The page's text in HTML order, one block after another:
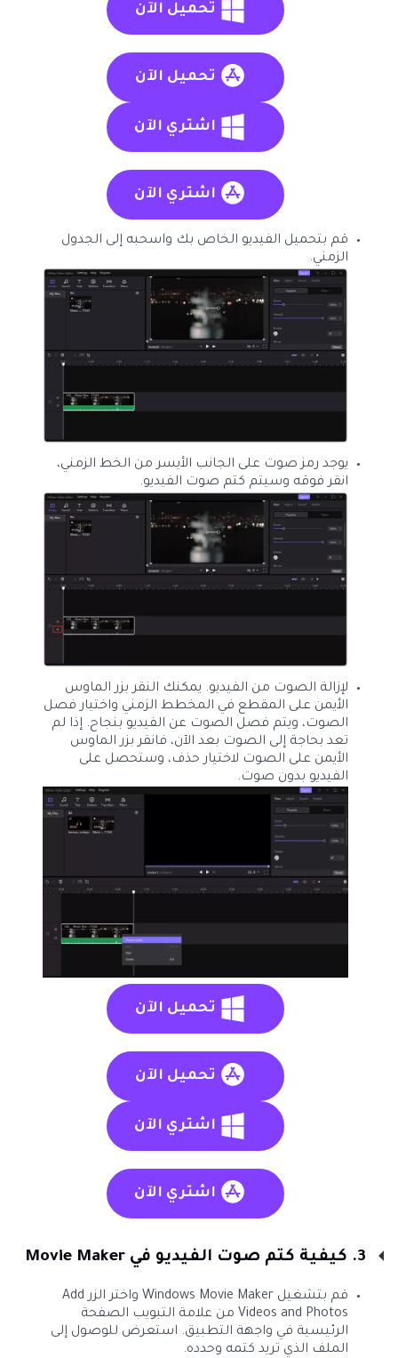
تحميل الآن
تحميل الآن
اشتري الآن
اشتري الآن
قم بتحميل الفيديو الخاص بك واسحبه إلى الجدول
الزمني.
يوجد رمز صوت على الجانب الأيسر من الخط الزمني،
انقر فوقه وسيتم كتم صوت الفيديو.
لإزالة الصوت من الفيديو. يمكنك النقر بزر الماوس
الأيمن على المقطع في المخطط الزمني واختيار فصل
الصوت، ويتم فصل الصوت عن الفيديو بنجاح. إذا لم
تعد بحاجة إلى الصوت بعد الآن، فانقر بزر الماوس
الأيمن على الصوت لاختيار حذف، وستحصل على
الفيديو بدون صوت.
تحميل الآن
تحميل الآن
اشتري الآن
اشتري الآن
3. كيفية كتم صوت الفيديو في Movie Maker
قم بتشغيل Windows Movie Maker واختر الزر Add
Videos and Photos من علامة التبويب الصفحة
الرئيسية في واجهة التطبيق. استعرض للوصول إلى
الملف الذي تريد كتمه وحدده.